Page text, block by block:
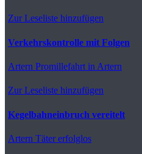
Zur Leseliste hinzufügen
Verkehrskontrolle mit Folgen
Artern Promillefahrt in Artern
Zur Leseliste hinzufügen
Kegelbahneinbruch vereitelt
Artern Täter erfolglos